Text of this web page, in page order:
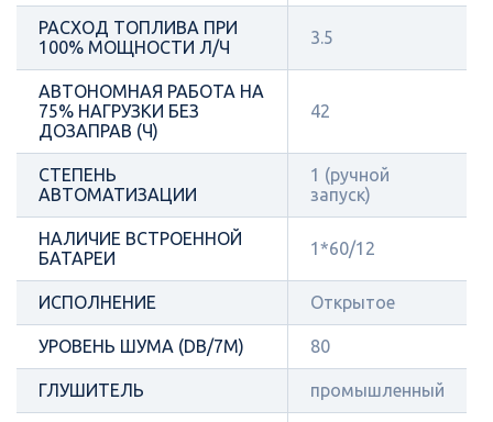
РАСХОД ТОПЛИВА ПРИ
100% МОЩНОСТИ Л/Ч
3.5
АВТОНОМНАЯ РАБОТА НА
75% НАГРУЗКИ БЕЗ
ДОЗАПРАВ (Ч)
42
СТЕПЕНЬ
АВТОМАТИЗАЦИИ
1 (ручной
запуск)
НАЛИЧИЕ ВСТРОЕННОЙ
БАТАРЕИ
1*60/12
ИСПОЛНЕНИЕ Открытое
УРОВЕНЬ ШУМА (DB/7М) 80
ГЛУШИТЕЛЬ промышленный